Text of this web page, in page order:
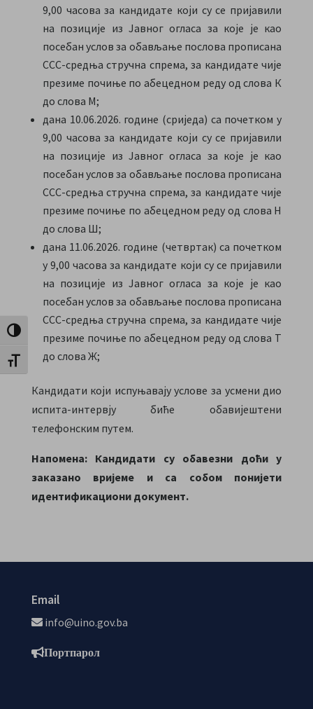
Toggle High Contrast
Toggle Font size
9,00 часова за кандидате који су се пријавили
на позиције из Јавног огласа за које је као
посебан услов за обављање послова прописана
ССС-средња стручна спрема, за кандидате чије
презиме почиње по абецедном реду од слова К
до слова М;
дана 10.06.2026. године (сриједа) са почетком у
9,00 часова за кандидате који су се пријавили
на позиције из Јавног огласа за које је као
посебан услов за обављање послова прописана
ССС-средња стручна спрема, за кандидате чије
презиме почиње по абецедном реду од слова Н
до слова Ш;
дана 11.06.2026. године (четвртак) са почетком
у 9,00 часова за кандидате који су се пријавили
на позиције из Јавног огласа за које је као
посебан услов за обављање послова прописана
ССС-средња стручна спрема, за кандидате чије
презиме почиње по абецедном реду од слова Т
до слова Ж;
Кандидати који испуњавају услове за усмени дио
испита-интервју биће обавијештени
телефонским путем.
Напомена: Кандидати су обавезни доћи у
заказано вријеме и са собом понијети
идентификациони документ.
Email
info@uino.gov.ba
Портпарол